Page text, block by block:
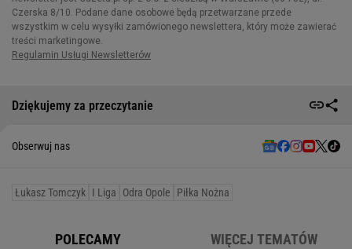
Dziękujemy za przeczytanie
Obserwuj nas
Łukasz Tomczyk I Liga Odra Opole Piłka Nożna
POLECAMY WIĘCEJ TEMATÓW